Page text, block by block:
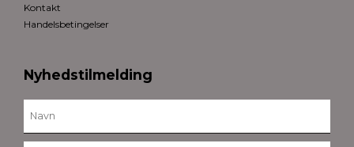
Kontakt
Handelsbetingelser
Nyhedstilmelding